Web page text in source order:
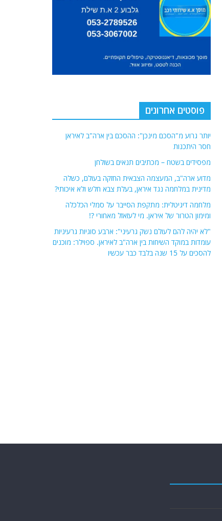
פוסטים אחרונים
יותר גרוע מ"הסכם מינכן": ההסכם בין ארה"ב לאיראן
חסר היתכנות
מפסידים בשטח – מכתיבים תנאים בשולחן
מדוע ארה"ב, המעצמה הצבאית החזקה בעולם, כשלה
מדינית במלחמה נגד איראן, בעלת צבא חלש ולא איכותי?
מלחמה דיגיטלית: מתקפת הסייבר על סמלי הכלכלה
ומימון הטרור של איראן. מי לעזאזל מאחורי ?!
"לא יהיה להם לעולם נשק גרעיני": ארבע סוגיות גרעיניות
עומדות במוקד השיחות בין ארה"ב לאיראן. ספוילר: מוכנים
להסכים על 15 שנה בלבד כבר עכשיו